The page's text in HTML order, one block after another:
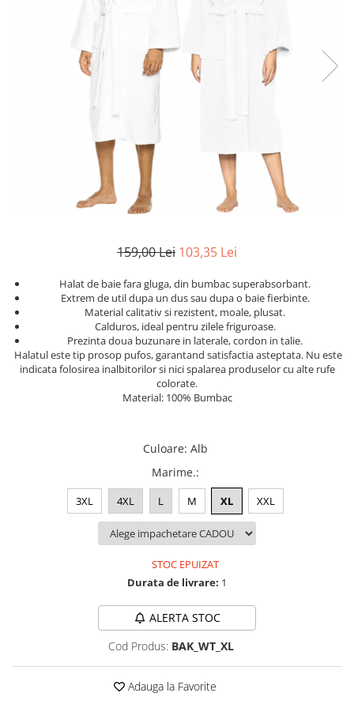
Seturi cadou barbati
Seturi cadou barbati portofel si curea
Cadouri craciun barbati
Cadouri copii bebelusi 0+
Colectia Disney
Sticlă pentru apa Personalizată
Sepci personalizate
Seturi cadou pentru copii KID's Collection
Lenjerii de pat pentru copii
Halate si capoate
Pijamale BIG SIZE femei
Bannere personalizate scoli si gradinite
Sticla de apa personalizata
Agende si caiete personalizate
159,00 Lei 103,35 Lei
Halat de baie fara gluga, din bumbac superabsorbant.
Extrem de util dupa un dus sau dupa o baie fierbinte.
Material calitativ si rezistent, moale, plusat.
Calduros, ideal pentru zilele friguroase.
Prezinta doua buzunare in laterale, cordon in talie.
Halatul este tip prosop pufos, garantand satisfactia asteptata. Nu este
indicata folosirea inalbitorilor si nici spalarea produselor cu alte rufe
colorate.
Material: 100% Bumbac
Culoare: Alb
Marime.:
3XL 4XL L M XL XXL
STOC EPUIZAT
Durata de livrare: 1
ALERTA STOC
Cod Produs: BAK_WT_XL
Adauga la Favorite